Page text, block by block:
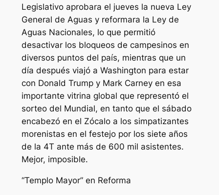
Legislativo aprobara el jueves la nueva Ley
General de Aguas y reformara la Ley de
Aguas Nacionales, lo que permitió
desactivar los bloqueos de campesinos en
diversos puntos del país, mientras que un
día después viajó a Washington para estar
con Donald Trump y Mark Carney en esa
importante vitrina global que representó el
sorteo del Mundial, en tanto que el sábado
encabezó en el Zócalo a los simpatizantes
morenistas en el festejo por los siete años
de la 4T ante más de 600 mil asistentes.
Mejor, imposible.
“Templo Mayor” en Reforma